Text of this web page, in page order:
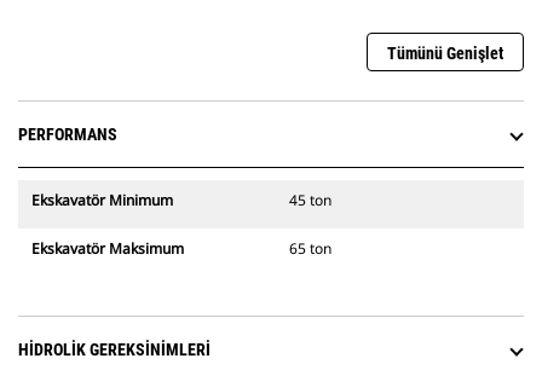
Tümünü Genişlet
PERFORMANS
Ekskavatör Minimum 45 ton
Ekskavatör Maksimum 65 ton
HIDROLIK GEREKSINIMLERI